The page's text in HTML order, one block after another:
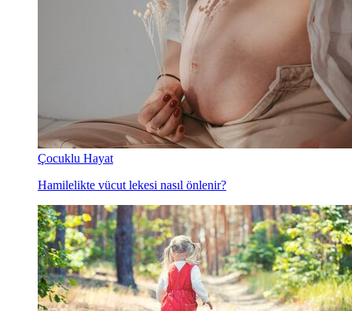
Çocuklu Hayat
Hamilelikte vücut lekesi nasıl önlenir?